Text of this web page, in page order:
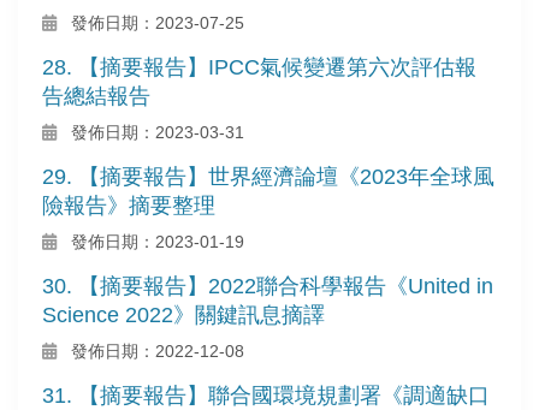
發佈日期：2023-07-25
28. 【摘要報告】IPCC氣候變遷第六次評估報
告總結報告
發佈日期：2023-03-31
29. 【摘要報告】世界經濟論壇《2023年全球風
險報告》摘要整理
發佈日期：2023-01-19
30. 【摘要報告】2022聯合科學報告《United in
Science 2022》關鍵訊息摘譯
發佈日期：2022-12-08
31. 【摘要報告】聯合國環境規劃署《調適缺口